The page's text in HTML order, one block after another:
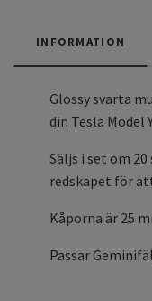
INFORMATION
Glossy svarta
din Tesla Model
Säljs i set om
redskapet för
Kåporna är 25
Passar